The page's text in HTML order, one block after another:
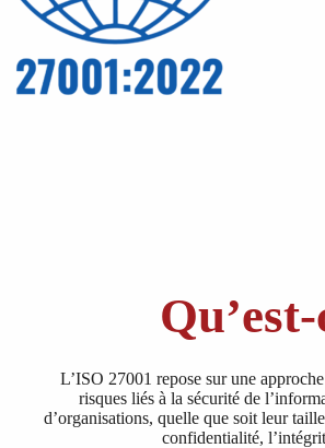
L’ISO 27001 repose sur une
risques liés à la sécurité de
d’organisations, quelle que soit leur
confidentialité,